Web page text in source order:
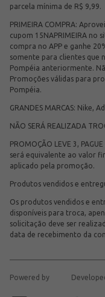
parcela mínima de R$ 9,99.
PRIMEIRA COMPRA:
cupom 15NAPRIMEIRA no
compra no APP e ganhe
somente para clientes que
Pompéia anteriormente.
Promoções válidas para
Pompéia.
GRANDES MARCAS: Nike,
NÃO SERÁ REALIZADA
PROMOÇÃO LEVE 3,
será equivalente ao valor
aplicado pela promoção.
Produtos vendidos e
Os produtos vendidos e
disponíveis para troca,
solicitação deve ser
data de recebimento da
Powered by